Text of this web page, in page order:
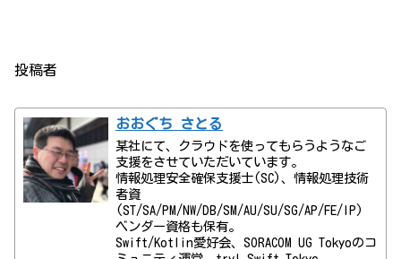
投稿者
おおぐち さとる
某社にて、クラウドを使ってもらうようなご
支援をさせていただいています。
情報処理安全確保支援士(SC)、情報処理技術
者資
(ST/SA/PM/NW/DB/SM/AU/SU/SG/AP/FE/IP)
ベンダー資格も保有。
Swift/Kotlin愛好会、SORACOM UG Tokyoのコ